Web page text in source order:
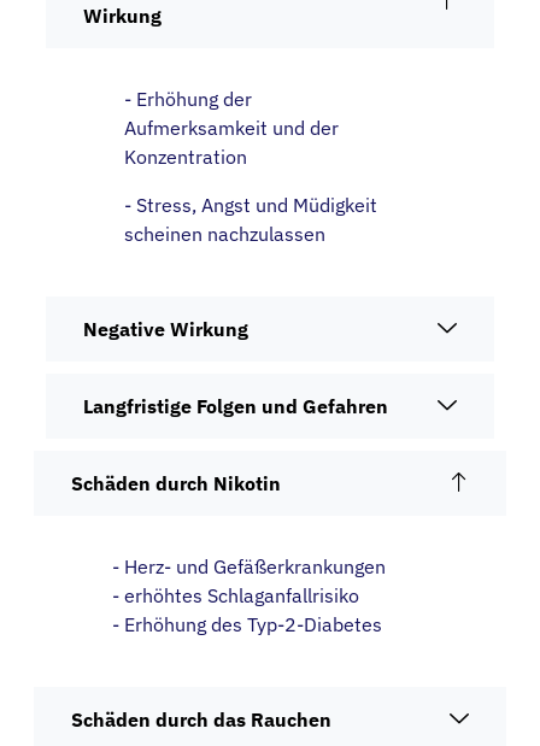
Wirkung
- Erhöhung der
Aufmerksamkeit und der
Konzentration
- Stress, Angst und Müdigkeit
scheinen nachzulassen
Negative Wirkung
Langfristige Folgen und Gefahren
Schäden durch Nikotin
- Herz- und Gefäßerkrankungen
- erhöhtes Schlaganfallrisiko
- Erhöhung des Typ-2-Diabetes
Schäden durch das Rauchen